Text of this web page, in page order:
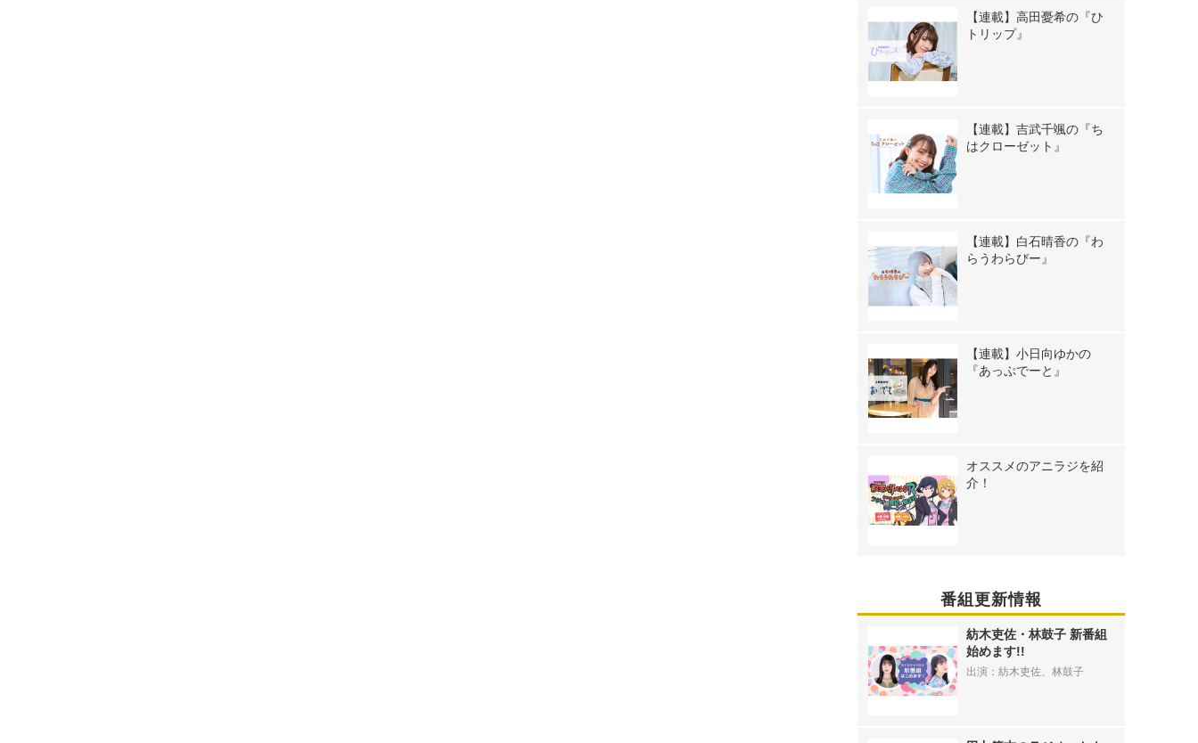
【連載】高田憂希の『ひ
トリップ』
【連載】吉武千颯の『ち
はクローゼット』
【連載】白石晴香の『わ
らうわらびー』
【連載】小日向ゆかの
『あっぷでーと』
オススメのアニラジを紹
介！
番組更新情報
紡木吏佐・林鼓子 新番組
始めます!!
出演：紡木吏佐、林鼓子